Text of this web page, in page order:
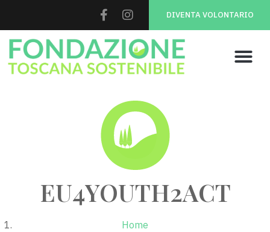
DIVENTA VOLONTARIO
EU4YOUTH2ACT
Home